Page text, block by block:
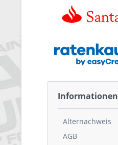
Informationen
Alternachweis
AGB